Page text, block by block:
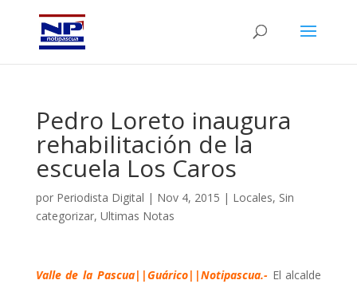
Pedro Loreto inaugura
rehabilitación de la
escuela Los Caros
por Periodista Digital | Nov 4, 2015 | Locales, Sin
categorizar, Ultimas Notas
Valle de la Pascua||Guárico||Notipascua.-El alcalde